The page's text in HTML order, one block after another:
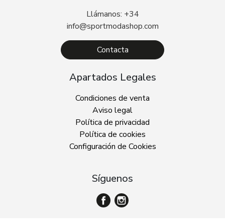
Llámanos: +34
info@sportmodashop.com
Contacta
Apartados Legales
Condiciones de venta
Aviso legal
Política de privacidad
Política de cookies
Configuración de Cookies
Síguenos